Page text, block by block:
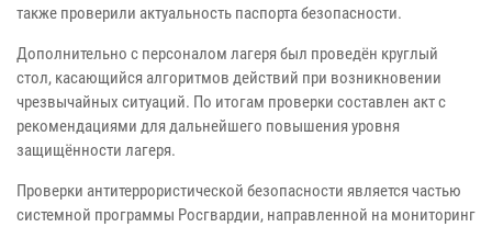
также проверили актуальность паспорта безопасности.
Дополнительно с персоналом лагеря был проведён круглый
стол, касающийся алгоритмов действий при возникновении
чрезвычайных ситуаций. По итогам проверки составлен акт с
рекомендациями для дальнейшего повышения уровня
защищённости лагеря.
Проверки антитеррористической безопасности является частью
системной программы Росгвардии, направленной на мониторинг